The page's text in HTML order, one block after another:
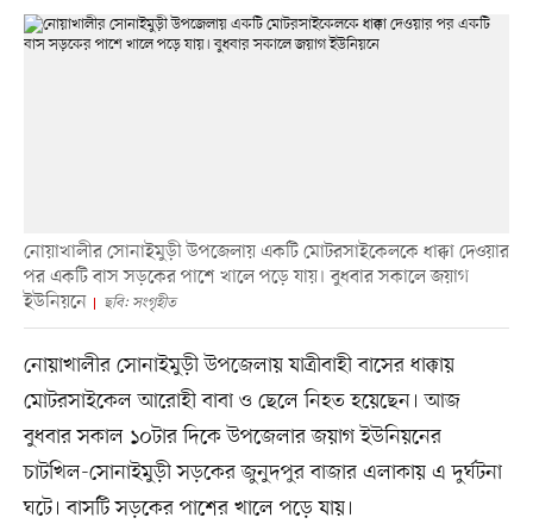
নোয়াখালীর সোনাইমুড়ী উপজেলায় একটি মোটরসাইকেলকে ধাক্কা দেওয়ার
পর একটি বাস সড়কের পাশে খালে পড়ে যায়। বুধবার সকালে জয়াগ
ইউনিয়নে
ছবি: সংগৃহীত
নোয়াখালীর সোনাইমুড়ী উপজেলায় যাত্রীবাহী বাসের ধাক্কায়
মোটরসাইকেল আরোহী বাবা ও ছেলে নিহত হয়েছেন। আজ
বুধবার সকাল ১০টার দিকে উপজেলার জয়াগ ইউনিয়নের
চাটখিল-সোনাইমুড়ী সড়কের জুনুদপুর বাজার এলাকায় এ দুর্ঘটনা
ঘটে। বাসটি সড়কের পাশের খালে পড়ে যায়।